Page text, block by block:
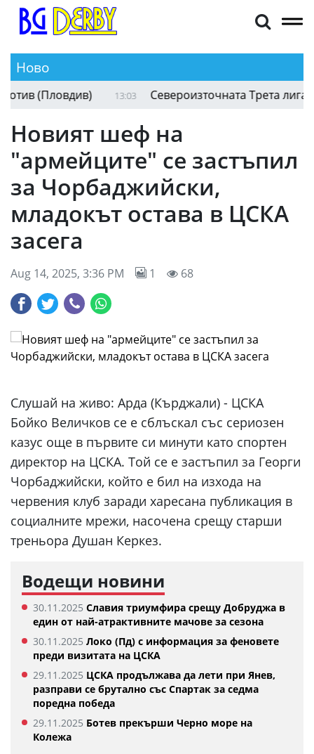
Ново
13:20 Хулио Веласкес говори преди мача с Локомотив
Новият шеф на
"армейците" се застъпил
за Чорбаджийски,
младокът остава в ЦСКА
засега
Aug 14, 2025, 3:36 PM 1 68
Слушай на живо: Арда (Кърджали) - ЦСКА
Бойко Величков се е сблъскал със сериозен
казус още в първите си минути като спортен
директор на ЦСКА. Той се е застъпил за Георги
Чорбаджийски, който е бил на изхода на
червения клуб заради харесана публикация в
социалните мрежи, насочена срещу старши
треньора Душан Керкез.
Водещи новини
30.11.2025 Славия триумфира срещу Добруджа в
един от най-атрактивните мачове за сезона
30.11.2025 Локо (Пд) с информация за феновете
преди визитата на ЦСКА
29.11.2025 ЦСКА продължава да лети при Янев,
разправи се брутално със Спартак за седма
поредна победа
29.11.2025 Ботев прекърши Черно море на
Колежа